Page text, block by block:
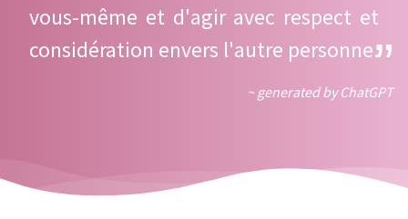
vous-même et d'agir avec respect et
considération envers l'autre personne.
~ generated by ChatGPT